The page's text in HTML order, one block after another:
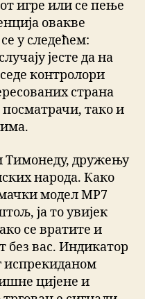
игре или се пење
овакве
у следећем:
јесте да на
контролори
страна
тако и
Тимонеду, дружењу
народа. Како
модел МР7
ја то увијек
се вратите и
без вас. Индикатор
испрекиданом
цијене и